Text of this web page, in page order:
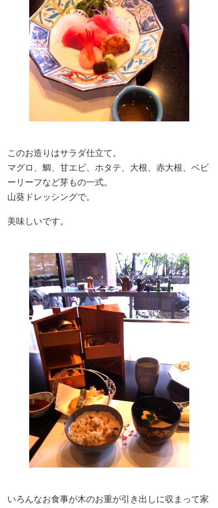
このお造りはサラダ仕立て。
マグロ、鯛、甘エビ、ホタテ、大根、赤大根、ベビ
ーリーフなど芽もの一式。
山葵ドレッシングで。
美味しいです。
いろんなお食事が木のお重が引き出しに収まって家